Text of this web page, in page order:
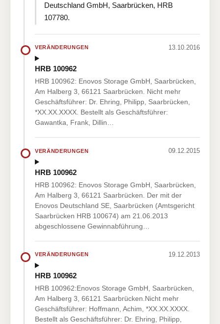
Deutschland GmbH, Saarbrücken, HRB
107780.
VERÄNDERUNGEN 13.10.2016
HRB 100962
HRB 100962: Enovos Storage GmbH, Saarbrücken,
Am Halberg 3, 66121 Saarbrücken. Nicht mehr
Geschäftsführer: Dr. Ehring, Philipp, Saarbrücken,
*XX.XX.XXXX. Bestellt als Geschäftsführer:
Gawantka, Frank, Dillin…
VERÄNDERUNGEN 09.12.2015
HRB 100962
HRB 100962: Enovos Storage GmbH, Saarbrücken,
Am Halberg 3, 66121 Saarbrücken. Der mit der
Enovos Deutschland SE, Saarbrücken (Amtsgericht
Saarbrücken HRB 100674) am 21.06.2013
abgeschlossene Gewinnabführung…
VERÄNDERUNGEN 19.12.2013
HRB 100962
HRB 100962:Enovos Storage GmbH, Saarbrücken,
Am Halberg 3, 66121 Saarbrücken.Nicht mehr
Geschäftsführer: Hoffmann, Achim, *XX.XX.XXXX.
Bestellt als Geschäftsführer: Dr. Ehring, Philipp,